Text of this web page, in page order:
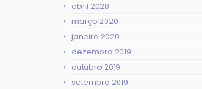
abril 2020
março 2020
janeiro 2020
dezembro 2019
outubro 2019
setembro 2019